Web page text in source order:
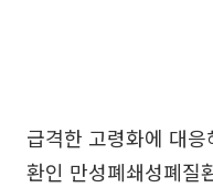
급격한 고령화에 대
환인 만성폐쇄성폐질